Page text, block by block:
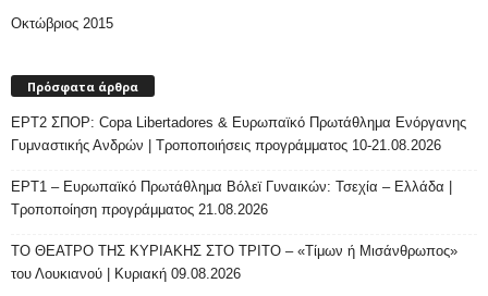
Οκτώβριος 2015
Πρόσφατα άρθρα
ΕΡΤ2 ΣΠΟΡ: Copa Libertadores & Ευρωπαϊκό Πρωτάθλημα Ενόργανης
Γυμναστικής Ανδρών | Τροποποιήσεις προγράμματος 10-21.08.2026
ΕΡΤ1 – Ευρωπαϊκό Πρωτάθλημα Βόλεϊ Γυναικών: Τσεχία – Ελλάδα |
Τροποποίηση προγράμματος 21.08.2026
ΤΟ ΘΕΑΤΡΟ ΤΗΣ ΚΥΡΙΑΚΗΣ ΣΤΟ ΤΡΙΤΟ – «Τίμων ή Μισάνθρωπος»
του Λουκιανού | Κυριακή 09.08.2026